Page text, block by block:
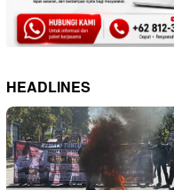
HEADLINES